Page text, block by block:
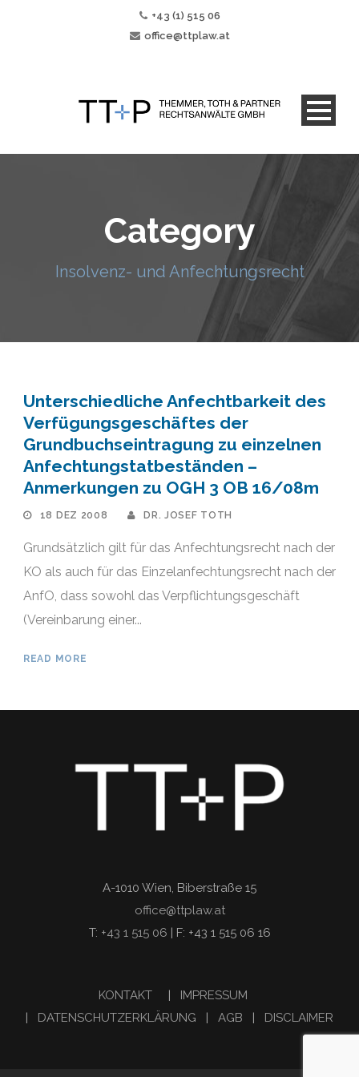
+43 (1) 515 06
office@ttplaw.at
Category
Insolvenz- und Anfechtungsrecht
Unterschiedliche Anfechtbarkeit des
Verfügungsgeschäftes der
Grundbuchseintragung zu einzelnen
Anfechtungstatbeständen –
Anmerkungen zu OGH 3 OB 16/08m
18 DEZ 2008 DR. JOSEF TOTH
Grundsätzlich gilt für das Anfechtungsrecht nach der
KO als auch für das Einzelanfechtungsrecht nach der
AnfO, dass sowohl das Verpflichtungsgeschäft
(Vereinbarung einer...
READ MORE
A-1010 Wien, Biberstraße 15
office@ttplaw.at
T: +43 1 515 06 | F: +43 1 515 06 16
KONTAKT | IMPRESSUM
| DATENSCHUTZERKLÄRUNG | AGB | DISCLAIMER